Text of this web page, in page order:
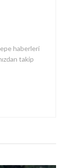
haberleri
takip